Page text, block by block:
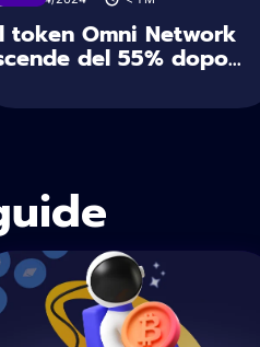
token Omni Network
del 55% dopo...